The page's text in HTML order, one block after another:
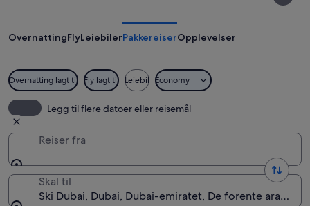
OvernattingFlyLeiebilerPakkereiserOpplevelser
Overnatting lagt til Fly lagt til Leiebil Economy
Legg til flere datoer eller reisemål
Reiser fra
Skal til
Ski Dubai, Dubai, Dubai-emiratet, De forente